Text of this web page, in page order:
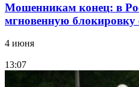
Мошенникам конец: в
мгновенную
4 июня
13:07